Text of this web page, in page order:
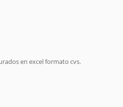
en excel formato cvs.